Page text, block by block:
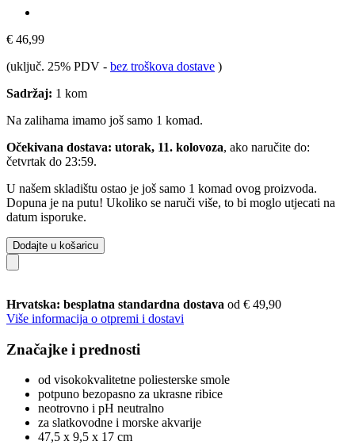
€ 46,99
(uključ. 25% PDV - bez troškova dostave )
Sadržaj: 1 kom
Na zalihama imamo još samo 1 komad.
Očekivana dostava: utorak, 11. kolovoza, ako naručite do:
četvrtak do 23:59.
U našem skladištu ostao je još samo 1 komad ovog proizvoda.
Dopuna je na putu! Ukoliko se naruči više, to bi moglo utjecati na
datum isporuke.
Dodajte u košaricu
Hrvatska: besplatna standardna dostava od € 49,90
Više informacija o otpremi i dostavi
Značajke i prednosti
od visokokvalitetne poliesterske smole
potpuno bezopasno za ukrasne ribice
neotrovno i pH neutralno
za slatkovodne i morske akvarije
47,5 x 9,5 x 17 cm